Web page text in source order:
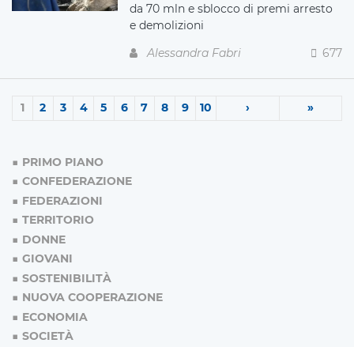
da 70 mln e sblocco di premi arresto
e demolizioni
Alessandra Fabri
677
1 2 3 4 5 6 7 8 9 10 › »
PRIMO PIANO
CONFEDERAZIONE
FEDERAZIONI
TERRITORIO
DONNE
GIOVANI
SOSTENIBILITÀ
NUOVA COOPERAZIONE
ECONOMIA
SOCIETÀ